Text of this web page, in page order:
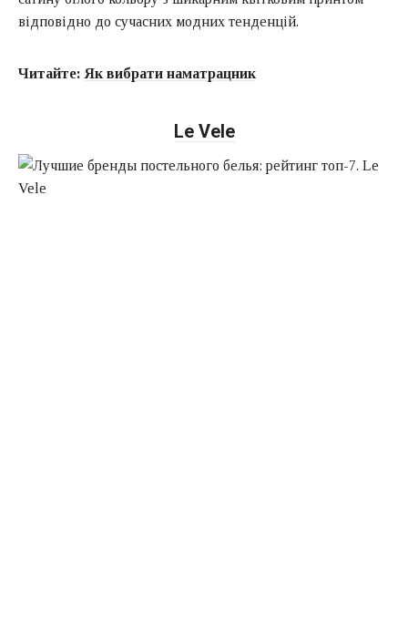
відповідно до сучасних модних тенденцій.
Читайте: Як вибрати наматрацник
Le Vele